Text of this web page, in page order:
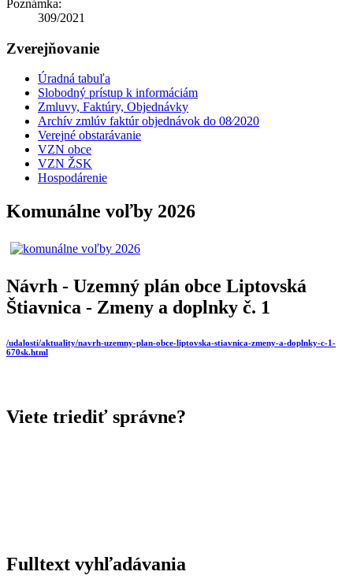
Poznámka:
309/2021
Zverejňovanie
Úradná tabuľa
Slobodný prístup k informáciám
Zmluvy, Faktúry, Objednávky
Archív zmlúv faktúr objednávok do 08⁄2020
Verejné obstarávanie
VZN obce
VZN ŽSK
Hospodárenie
Komunálne voľby 2026
Návrh - Uzemný plán obce Liptovská
Štiavnica - Zmeny a doplnky č. 1
/udalosti/aktuality/navrh-uzemny-plan-obce-liptovska-stiavnica-zmeny-a-doplnky-c-1-
670sk.html
Viete triediť správne?
Fulltext vyhľadávania